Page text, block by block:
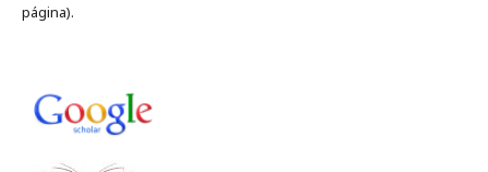
página).